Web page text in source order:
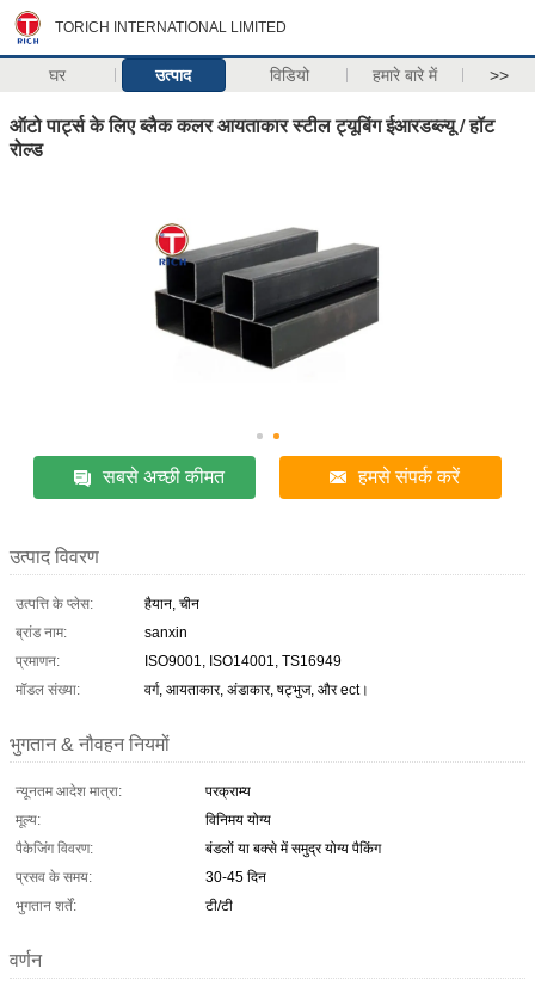
TORICH INTERNATIONAL LIMITED
घर उत्पाद विडियो हमारे बारे में >>
ऑटो पार्ट्स के लिए ब्लैक कलर आयताकार स्टील ट्यूबिंग ईआरडब्ल्यू / हॉट
रोल्ड
सबसे अच्छी कीमत हमसे संपर्क करें
उत्पाद विवरण
उत्पत्ति के प्लेस:
हैयान, चीन
ब्रांड नाम:
sanxin
प्रमाणन:
ISO9001, ISO14001, TS16949
मॉडल संख्या:
वर्ग, आयताकार, अंडाकार, षट्भुज, और ect।
भुगतान & नौवहन नियमों
न्यूनतम आदेश मात्रा:
परक्राम्य
मूल्य:
विनिमय योग्य
पैकेजिंग विवरण:
बंडलों या बक्से में समुद्र योग्य पैकिंग
प्रसव के समय:
30-45 दिन
भुगतान शर्तें:
टी/टी
वर्णन